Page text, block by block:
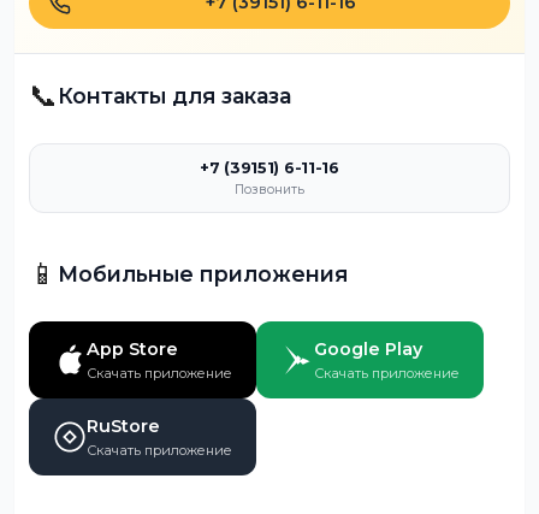
📞 Контакты для заказа
+7 (39151) 6-11-16
Позвонить
📱 Мобильные приложения
App Store
Скачать приложение
Google Play
Скачать приложение
RuStore
Скачать приложение